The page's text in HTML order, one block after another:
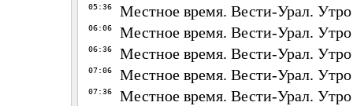
05:36 Местное время. Вести-Урал. Утро
06:06 Местное время. Вести-Урал. Утро
06:36 Местное время. Вести-Урал. Утро
07:06 Местное время. Вести-Урал. Утро
07:36 Местное время. Вести-Урал. Утро